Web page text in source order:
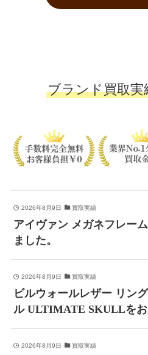
ブランド買取実
2026年8月9日 買取実績
アイヴァン メガネフレー
ました。
2026年8月9日 買取実績
ビルウォールレザー リン
ル ULTIMATE SKULLをお
2026年8月9日 買取実績